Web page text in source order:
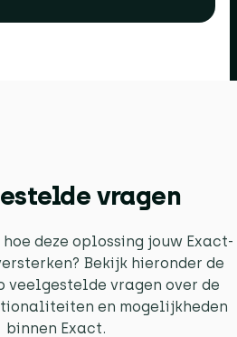
vragen
deze oplossing jouw Exact-
Bekijk hieronder de
veelgestelde vragen over de
en mogelijkheden
binnen Exact.